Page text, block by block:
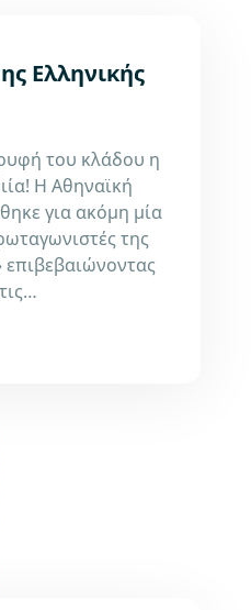
Ελληνικής
του κλάδου η
Η Αθηναϊκή
για ακόμη μία
της
επιβεβαιώνοντας